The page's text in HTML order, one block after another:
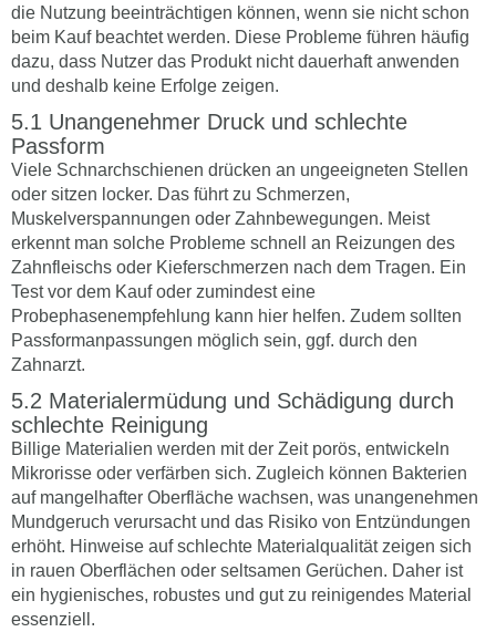
die Nutzung beeinträchtigen können, wenn sie nicht schon
beim Kauf beachtet werden. Diese Probleme führen häufig
dazu, dass Nutzer das Produkt nicht dauerhaft anwenden
und deshalb keine Erfolge zeigen.
Unangenehmer Druck und schlechte
Passform
Viele Schnarchschienen drücken an ungeeigneten Stellen
oder sitzen locker. Das führt zu Schmerzen,
Muskelverspannungen oder Zahnbewegungen. Meist
erkennt man solche Probleme schnell an Reizungen des
Zahnfleischs oder Kieferschmerzen nach dem Tragen. Ein
Test vor dem Kauf oder zumindest eine
Probephasenempfehlung kann hier helfen. Zudem sollten
Passformanpassungen möglich sein, ggf. durch den
Zahnarzt.
Materialermüdung und Schädigung durch
schlechte Reinigung
Billige Materialien werden mit der Zeit porös, entwickeln
Mikrorisse oder verfärben sich. Zugleich können Bakterien
auf mangelhafter Oberfläche wachsen, was unangenehmen
Mundgeruch verursacht und das Risiko von Entzündungen
erhöht. Hinweise auf schlechte Materialqualität zeigen sich
in rauen Oberflächen oder seltsamen Gerüchen. Daher ist
ein hygienisches, robustes und gut zu reinigendes Material
essenziell.